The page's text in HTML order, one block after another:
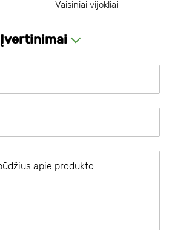
Vaisiniai vijokliai
Įvertinimai